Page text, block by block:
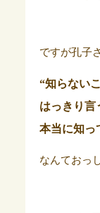
ですが孔子
“知らない
はっきり言
本当に知っ
なんておっ